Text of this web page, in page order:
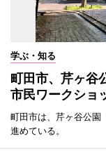
学ぶ・知る
町田市、芹ヶ谷
市民ワークショ
町田市は、芹ヶ谷公園
進めている。